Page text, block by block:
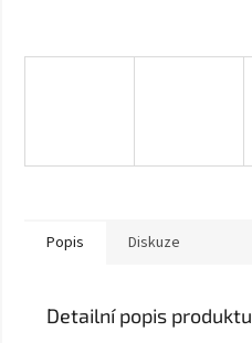
Popis Diskuze
Detailní popis produktu